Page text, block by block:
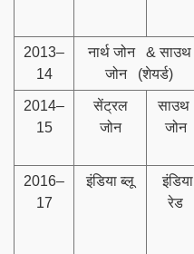
2013–
14
नार्थ जोन & साउथ
जोन (शेयर्ड)
2014–
15
सेंट्रल
जोन
साउथ
जोन
2016–
17
इंडिया ब्लू
इंडिया
रेड